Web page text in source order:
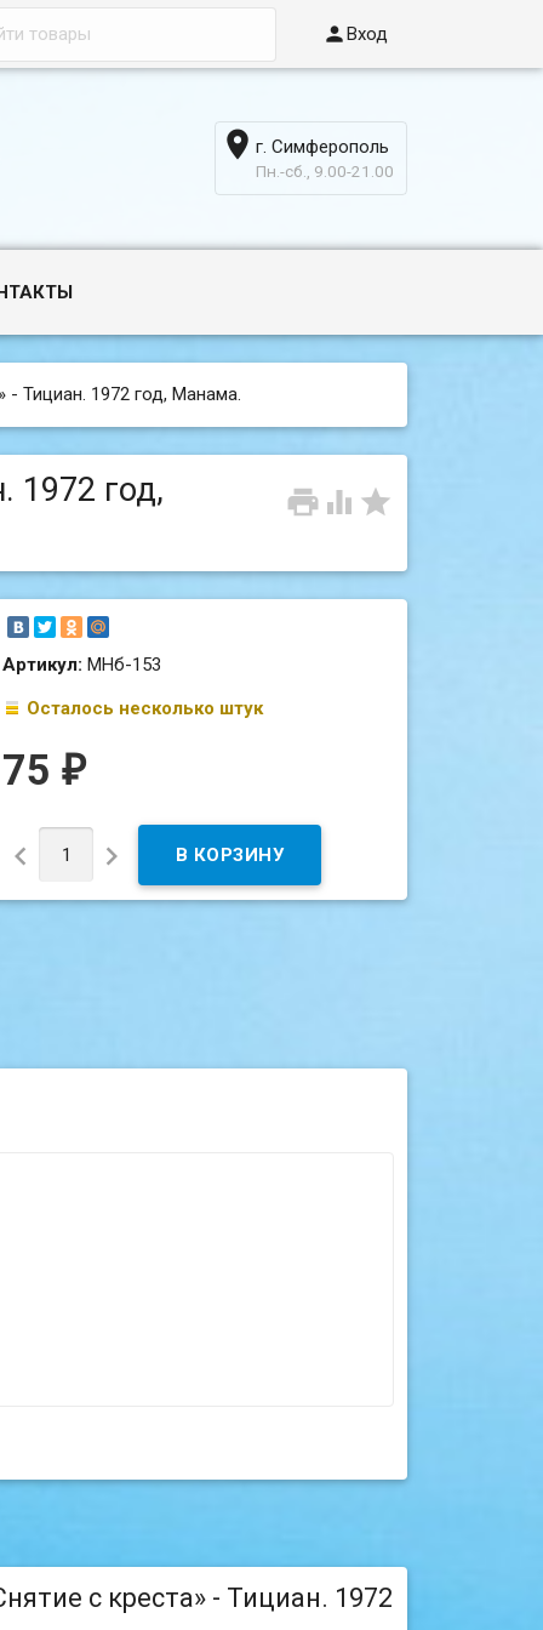
Вход
 г. Симферополь
Пн.-сб., 9.00-21.00
- Тициан. 1972 год, Манама.
  
1972 год,
Артикул:МНб-153
Осталось несколько штук
75₽
 
с креста» - Тициан. 1972